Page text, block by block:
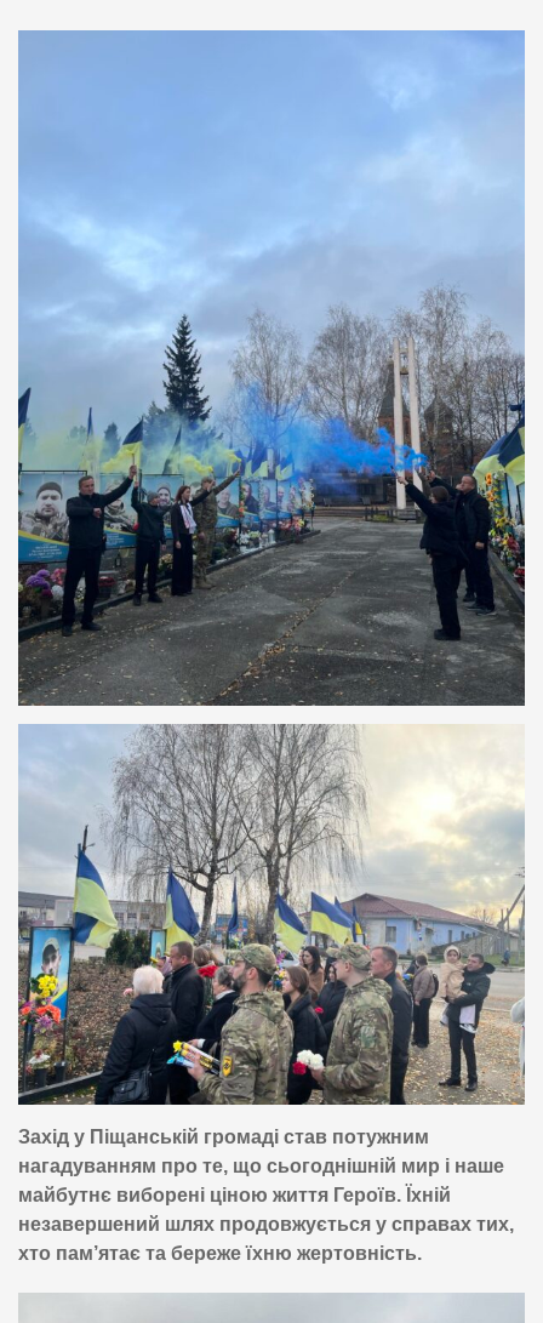
Захід у Піщанській громаді став потужним
нагадуванням про те, що сьогоднішній мир і наше
майбутнє виборені ціною життя Героїв. Їхній
незавершений шлях продовжується у справах тих,
хто пам’ятає та береже їхню жертовність.